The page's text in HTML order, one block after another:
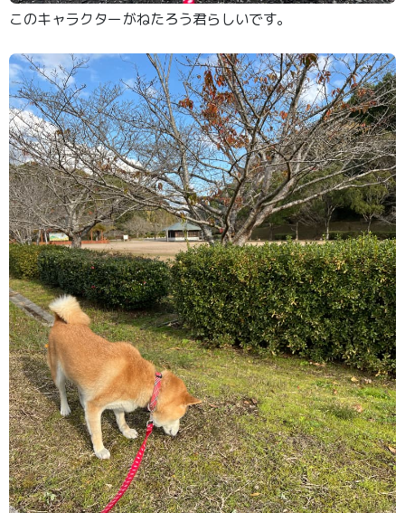
このキャラクターがねたろう君らしいです。